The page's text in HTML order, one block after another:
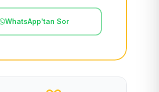
WhatsApp'tan Sor